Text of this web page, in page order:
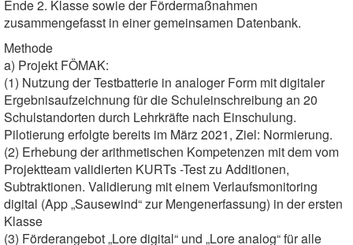
Ende 2. Klasse sowie der Fördermaßnahmen
zusammengefasst in einer gemeinsamen Datenbank.
Methode
a) Projekt FÖMAK:
(1) Nutzung der Testbatterie in analoger Form mit digitaler
Ergebnisaufzeichnung für die Schuleinschreibung an 20
Schulstandorten durch Lehrkräfte nach Einschulung.
Pilotierung erfolgte bereits im März 2021, Ziel: Normierung.
(2) Erhebung der arithmetischen Kompetenzen mit dem vom
Projektteam validierten KURTs -Test zu Additionen,
Subtraktionen. Validierung mit einem Verlaufsmonitoring
digital (App „Sausewind“ zur Mengenerfassung) in der ersten
Klasse
(3) Förderangebot „Lore digital“ und „Lore analog“ für alle